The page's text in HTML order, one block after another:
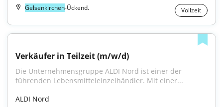
Gelsenkirchen-Ückend. Vollzeit
Verkäufer in Teilzeit (m/w/d)
Die Unternehmensgruppe ALDI Nord ist einer der
führenden Lebensmitteleinzelhändler. Mit einer...
ALDI Nord